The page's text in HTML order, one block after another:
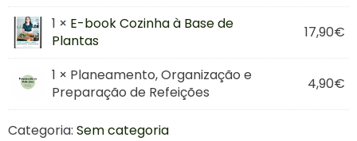
1 × E-book Cozinha à Base de
Plantas
17,90€
1 × Planeamento, Organização e
Preparação de Refeições
4,90€
Categoria: Sem categoria